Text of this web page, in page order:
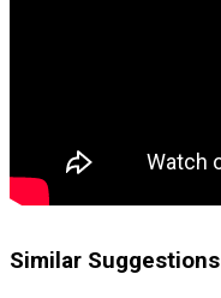
Similar Suggestions